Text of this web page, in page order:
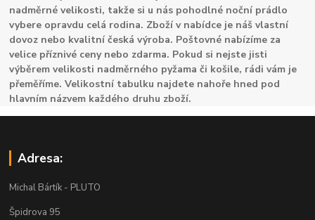
nadměrné velikosti, takže si u nás pohodlné noční prádlo
vybere opravdu celá rodina. Zboží v nabídce je náš vlastní
dovoz nebo kvalitní česká výroba. Poštovné nabízíme za
velice příznivé ceny nebo zdarma. Pokud si nejste jisti
výběrem velikosti nadměrného pyžama či košile, rádi vám je
přeměříme. Velikostní tabulku najdete nahoře hned pod
hlavním názvem každého druhu zboží.
Adresa:
Michal Bártík - PLUTO
Špidrova 95